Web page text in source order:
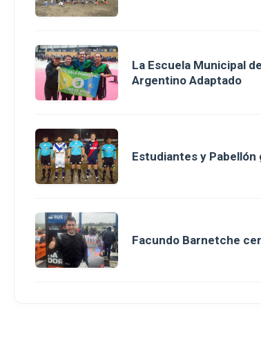
La Escuela Municipal
Argentino Adaptado
Estudiantes y
Facundo Barnetche